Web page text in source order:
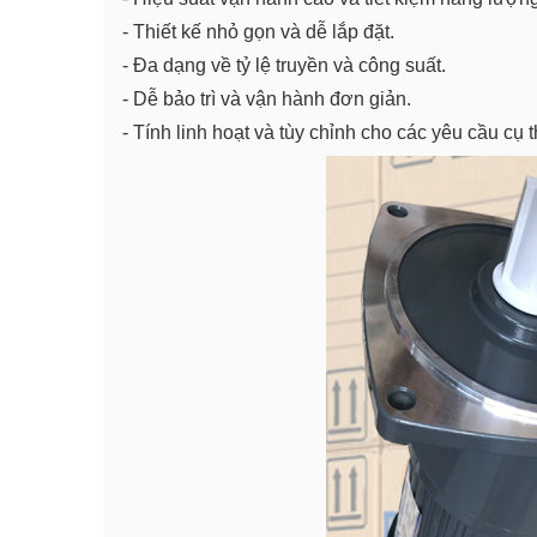
- Thiết kế nhỏ gọn và dễ lắp đặt.
- Đa dạng về tỷ lệ truyền và công suất.
- Dễ bảo trì và vận hành đơn giản.
- Tính linh hoạt và tùy chỉnh cho các yêu cầu cụ